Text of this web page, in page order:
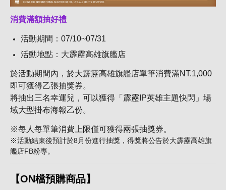
消費滿額抽好禮
活動期間：07/10~07/31
活動地點：大霹靂高雄旗艦店
於活動期間內，於大霹靂高雄旗艦店單筆消費滿NT.1,000
即可獲得乙張抽獎券。
將抽出三名幸運兒，可以獲得「霹靂IP英雄主題快閃」場
域大型掛布海報乙份。
※每人每單筆消費上限僅可獲得兩張抽獎券。
※活動結束後預計於8月份進行抽獎，得獎將公告於大霹靂高雄旗
艦店FB粉專。
【ON檔預購商品】